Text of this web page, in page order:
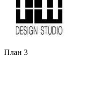
План 3